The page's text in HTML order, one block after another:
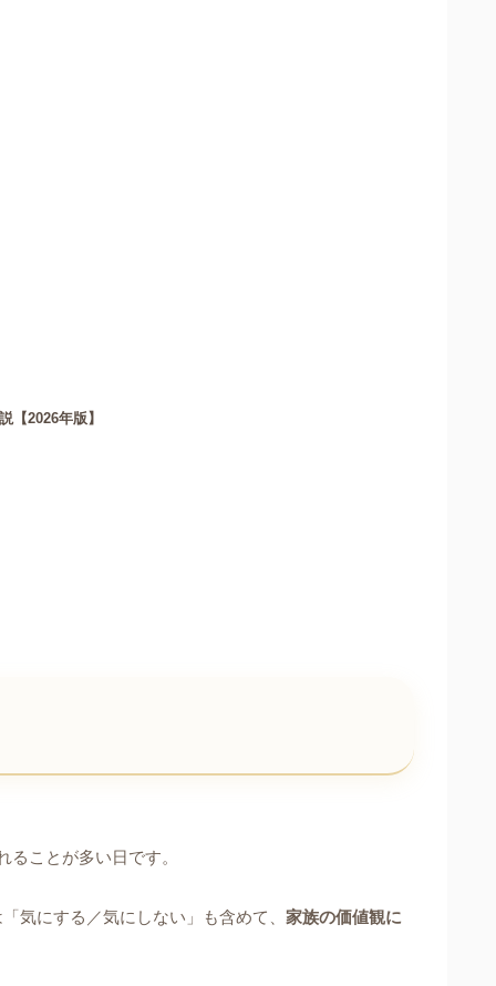
2026年版】
ことが多い日です。
気にする／気にしない」も含めて、 家族の価値観に